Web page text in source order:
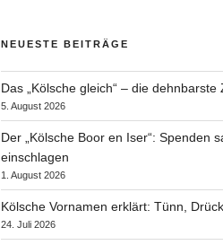
NEUESTE BEITRÄGE
Das „Kölsche gleich“ – die
5. August 2026
Der „Kölsche Boor en Iser“: Spenden
einschlagen
1. August 2026
Kölsche Vornamen erklärt: Tünn,
24. Juli 2026